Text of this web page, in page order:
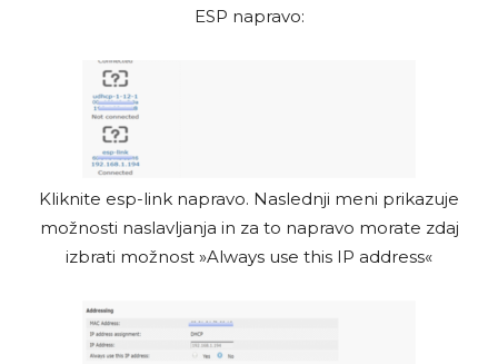
ESP napravo:
Kliknite esp-link napravo. Naslednji meni prikazuje
možnosti naslavljanja in za to napravo morate zdaj
izbrati možnost »Always use this IP address«